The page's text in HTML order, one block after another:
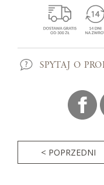
SPYTAJ O
< POPRZEDNI